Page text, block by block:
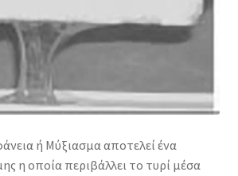
ή Μύξιασμα αποτελεί ένα
η οποία περιβάλλει το τυρί μέσα